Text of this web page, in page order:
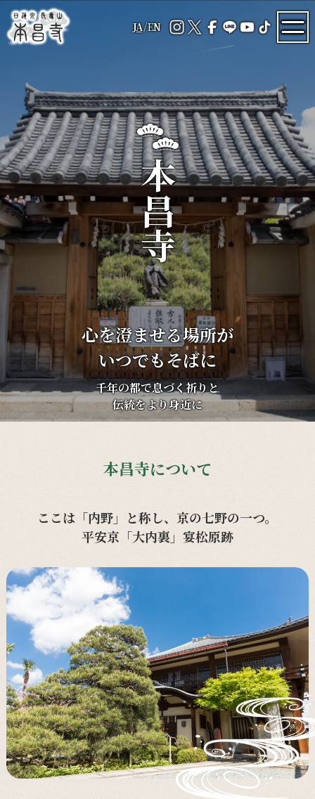
JA/EN
心を澄ませる場所が
いつでもそばに
千年の都で息づく祈りと
伝統をより身近に
本昌寺
本昌寺について
ここは「内野」と称し、京の七野の一つ。
平安京「大内裏」宴松原跡